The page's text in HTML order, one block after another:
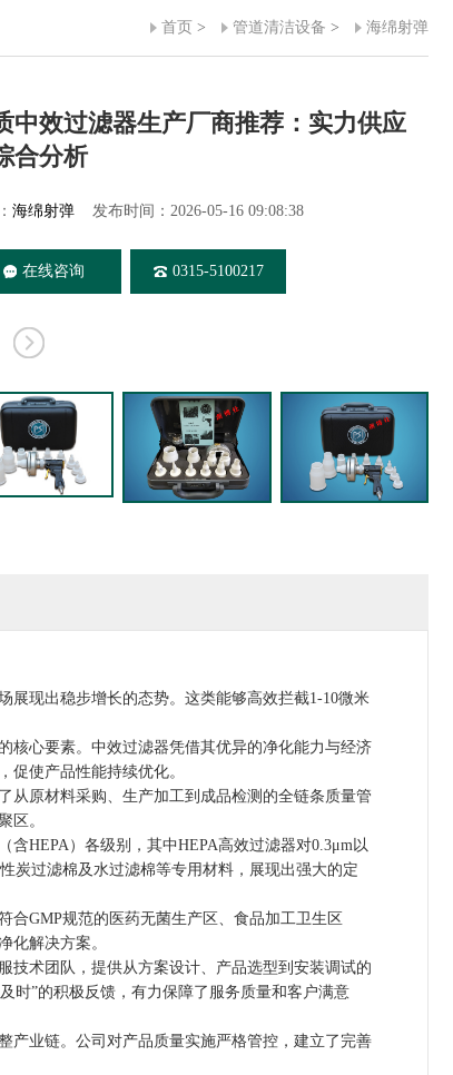
首页 > 管道清洁设备 > 海绵射弹
中效过滤器生产厂商推荐：实力供应
合分析
海绵射弹 发布时间：2026-05-16 09:08:38
在线咨询 0315-5100217
现出稳步增长的态势。这类能够高效拦截1-10微米
心要素。中效过滤器凭借其优异的净化能力与经济
促使产品性能持续优化。
原材料采购、生产加工到成品检测的全链条质量管
区。
HEPA）各级别，其中HEPA高效过滤器对0.3μm以
炭过滤棉及水过滤棉等专用材料，展现出强大的定
GMP规范的医药无菌生产区、食品加工卫生区
化解决方案。
术团队，提供从方案设计、产品选型到安装调试的
时”的积极反馈，有力保障了服务质量和客户满意
业链。公司对产品质量实施严格管控，建立了完善